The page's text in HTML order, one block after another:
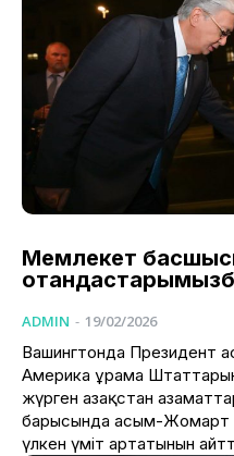
Мемлекет
ADMIN - 19/02/2026
Вашингтонда Президент
Америка Құрама
жүрген Қазақстан азаматтарымен
барысында Қасым-Жомарт
үлкен үміт артатынын